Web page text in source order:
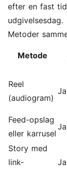
efter en fast
udgivelsesdag.
Metoder
Metode
Reel
(audiogram)
Feed-opslag
eller karrusel
Ja
Story med
link-